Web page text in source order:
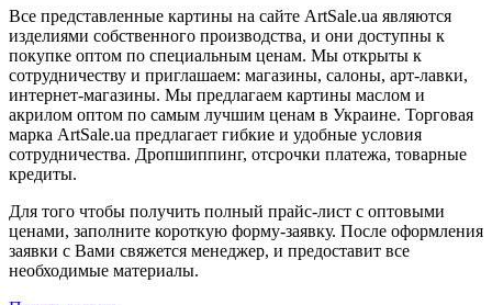
Все представленные картины на сайте ArtSale.ua являются
изделиями собственного производства, и они доступны к
покупке оптом по специальным ценам. Мы открыты к
сотрудничеству и приглашаем: магазины, салоны, арт-лавки,
интернет-магазины. Мы предлагаем картины маслом и
акрилом оптом по самым лучшим ценам в Украине. Торговая
марка ArtSale.ua предлагает гибкие и удобные условия
сотрудничества. Дропшиппинг, отсрочки платежа, товарные
кредиты.
Для того чтобы получить полный прайс-лист с оптовыми
ценами, заполните короткую форму-заявку. После оформления
заявки с Вами свяжется менеджер, и предоставит все
необходимые материалы.